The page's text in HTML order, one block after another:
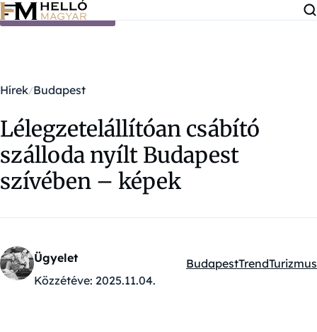
Ugrás a tartalomra
Hírek Budapest
Lélegzetelállítóan csábító
szálloda nyílt Budapest
szívében – képek
Ügyelet
Közzétéve: 2025.11.04.
Kategóriák:
BudapestTrendTurizmus